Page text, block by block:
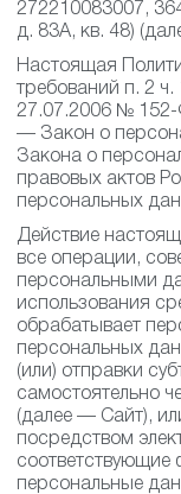
272210083007,
д. 83А, кв. 48)
Настоящая
требований п. 2 ч.
27.07.2006 № 152-
— Закон о
Закона о
правовых актов
персональных
Действие
все операции,
персональными
использования
обрабатывает
персональных
(или) отправки
самостоятельно
(далее — Сайт),
посредством
соответствующие
персональные